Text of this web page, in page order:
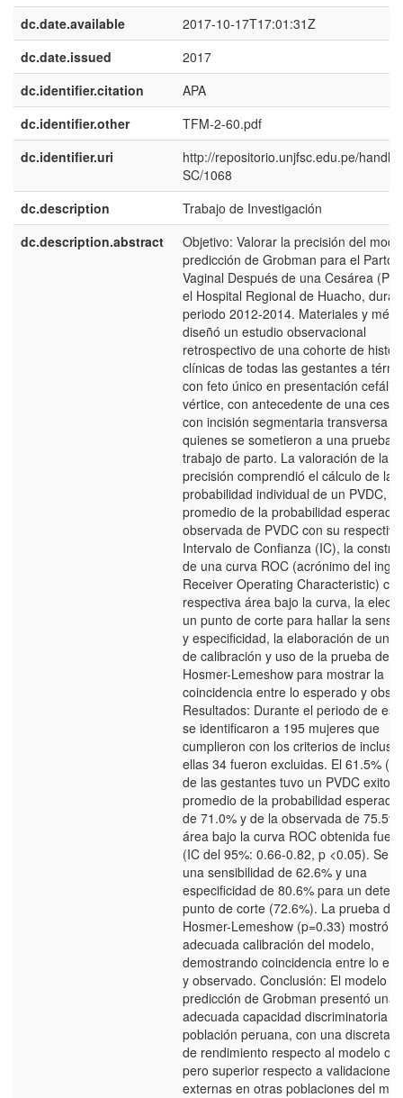
dc.date.available
2017-10-17T17:01:31Z
dc.date.issued
2017
dc.identifier.citation
APA
dc.identifier.other
TFM-2-60.pdf
dc.identifier.uri
http://repositorio.unjfsc.edu.pe/
SC/1068
dc.description
Trabajo de Investigación
dc.description.abstract
Objetivo: Valorar la precisión del
predicción de Grobman para el Parto
Vaginal Después de una Cesárea
el Hospital Regional de Huacho,
periodo 2012-2014. Materiales y
diseñó un estudio observacional
retrospectivo de una cohorte de
clínicas de todas las gestantes a
con feto único en presentación
vértice, con antecedente de una
con incisión segmentaria transversa
quienes se sometieron a una prueba
trabajo de parto. La valoración de la
precisión comprendió el cálculo de la
probabilidad individual de un PVDC,
promedio de la probabilidad esperada
observada de PVDC con su respectivo
Intervalo de Confianza (IC), la
de una curva ROC (acrónimo del
Receiver Operating Characteristic)
respectiva área bajo la curva, la
un punto de corte para hallar la
y especificidad, la elaboración de una
de calibración y uso de la prueba de
Hosmer-Lemeshow para mostrar la
coincidencia entre lo esperado y
Resultados: Durante el periodo de
se identificaron a 195 mujeres que
cumplieron con los criterios de
ellas 34 fueron excluidas. El 61.5%
de las gestantes tuvo un PVDC
promedio de la probabilidad esperada
de 71.0% y de la observada de
área bajo la curva ROC obtenida fue
(IC del 95%: 0.66-0.82, p <0.05). Se
una sensibilidad de 62.6% y una
especificidad de 80.6% para un
punto de corte (72.6%). La prueba de
Hosmer-Lemeshow (p=0.33) mostró
adecuada calibración del modelo,
demostrando coincidencia entre lo
y observado. Conclusión: El modelo
predicción de Grobman presentó una
adecuada capacidad discriminatoria
población peruana, con una discreta
de rendimiento respecto al modelo
pero superior respecto a validaciones
externas en otras poblaciones del